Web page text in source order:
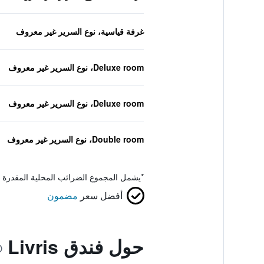
غرفة قياسية، نوع السرير غير معروف
Deluxe room، نوع السرير غير معروف
Deluxe room، نوع السرير غير معروف
Double room، نوع السرير غير معروف
*يشمل المجموع الضرائب المحلية
أفضل سعر مضمون
حول فندق Livris